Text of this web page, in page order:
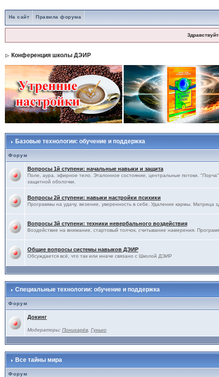
На сайт Правила форума
Конференция школы ДЭИР
Базовые технологии: обучение и поддержка
Форум
Вопросы 1й ступени: начальные навыки и защита
Поле, аура, эфирное тело. Эталонное состояние, центральные потоки.
защитной оболочки.
Вопросы 2й ступени: навыки настройки психики
Программы на удачу, везение, уверенность в себе. Удаление кармы. Матрица
Вопросы 3й ступени: техники невербального воздействия
Воздействие на внимание, стартовый толчок, считывание намерения.
Общие вопросы системы навыков ДЭИР
Обсуждается всё, что так или иначе связано с Школой ДЭИР
Специальные технологии: обучение и поддержка
Форум
Докинг
Модераторы: Поникарёв, Гунько
Все тайны мира
Форум